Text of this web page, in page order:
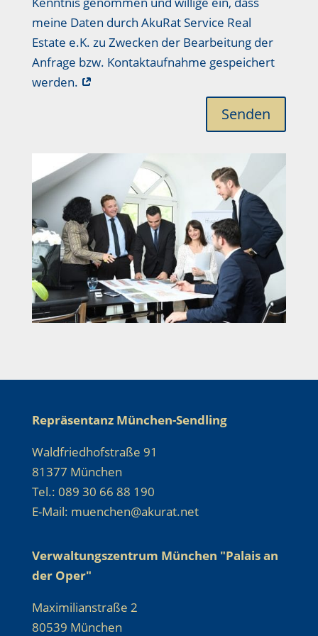
meine Daten durch AkuRat Service Real
Estate e.K. zu Zwecken der Bearbeitung der
Anfrage bzw. Kontaktaufnahme gespeichert
werden.
Senden
Repräsentanz München-Sendling
Waldfriedhofstraße 91
81377 München
Tel.: 089 30 66 88 190
E-Mail: muenchen@akurat.net
Verwaltungszentrum München "Palais an
der Oper"
Maximilianstraße 2
80539 München